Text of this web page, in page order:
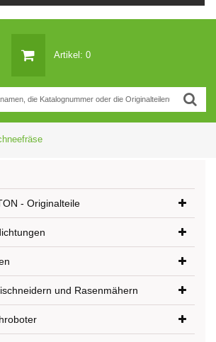
Artikel: 0
- Originalteile
und Rasenmähern